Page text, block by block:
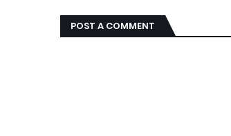
POST A COMMENT